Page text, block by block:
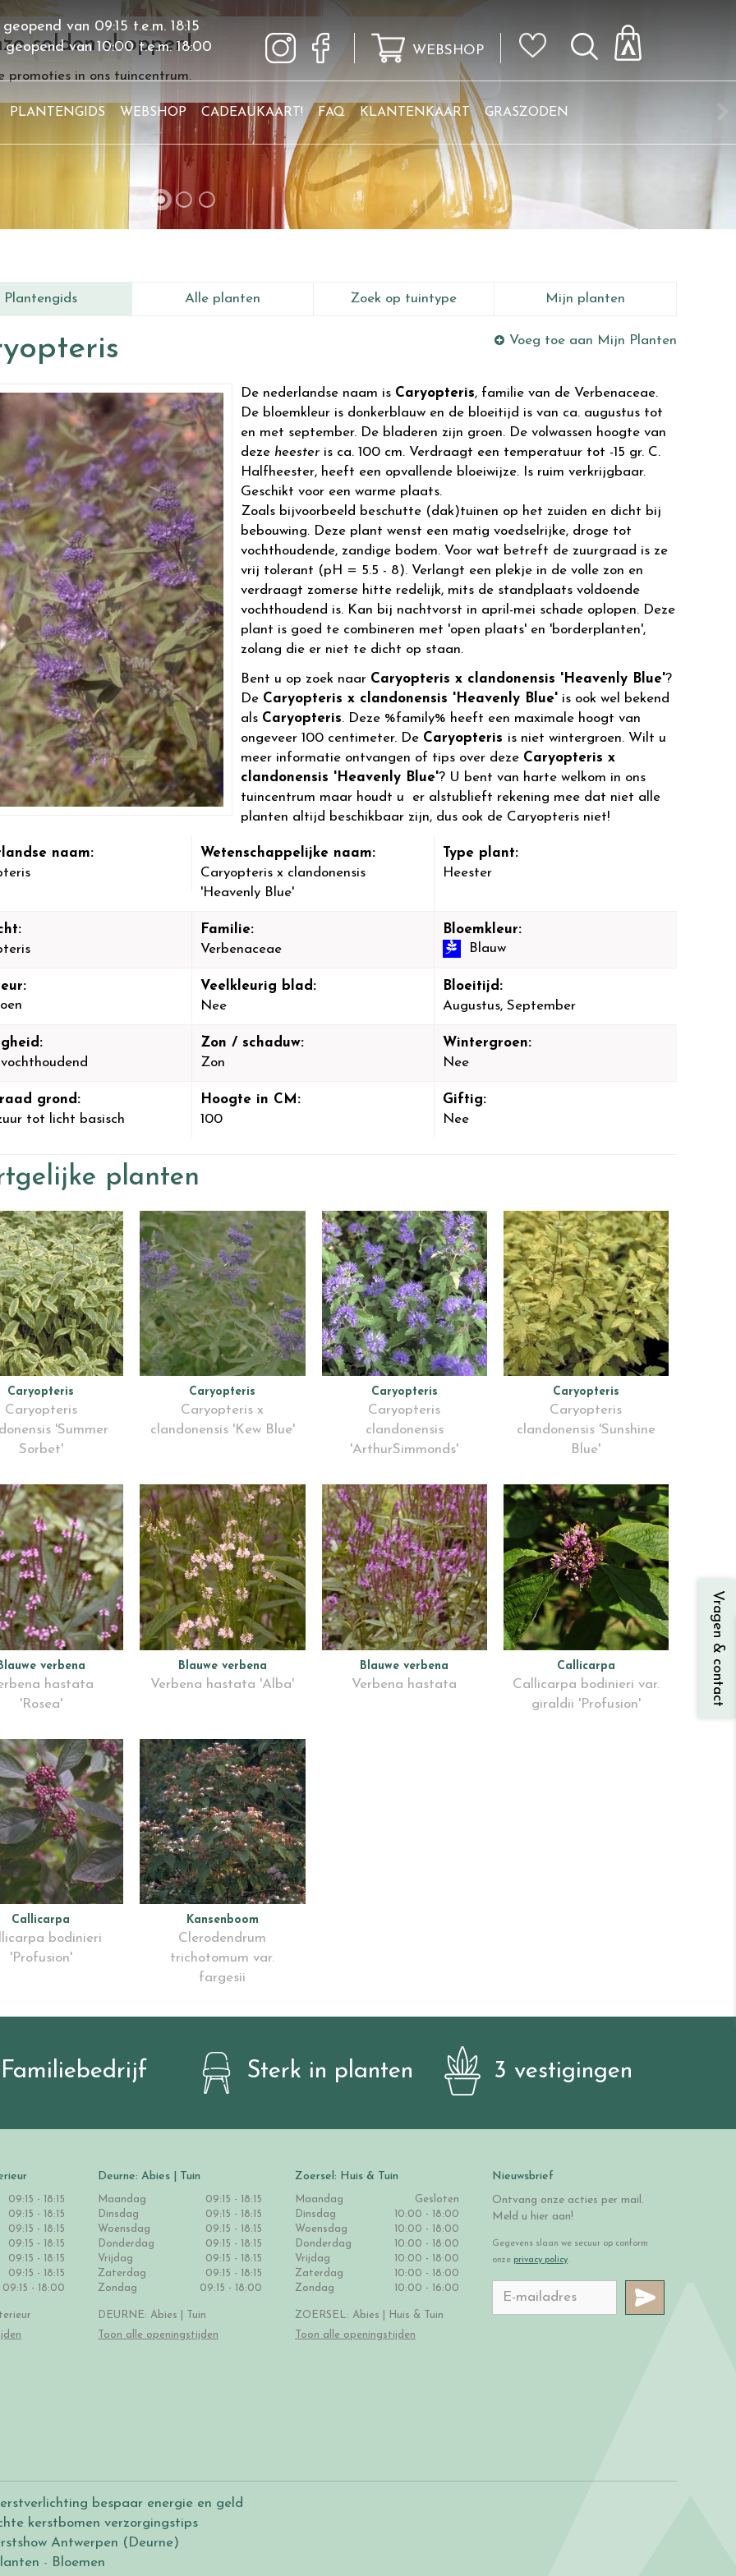
solden shoppen!
promoties in ons tuincentrum.
van 09:15 t.e.m. 18:15
geopend van10:00t.e.m.18:00 WEBSHOP
PLANTENGIDS WEBSHOP CADEAUKAART! FAQ KLANTENKAART GRASZODEN
Plantengids Alle planten Zoek op tuintype Mijn planten
Voeg toe aan Mijn Planten
De nederlandse naam is Caryopteris, familie van de Verbenaceae.
De bloemkleur is donkerblauw en de bloeitijd is van ca. augustus tot
en met september. De bladeren zijn groen. De volwassen hoogte van
deze heester is ca. 100 cm. Verdraagt een temperatuur tot -15 gr. C.
Halfheester, heeft een opvallende bloeiwijze. Is ruim verkrijgbaar.
Geschikt voor een warme plaats.
Zoals bijvoorbeeld beschutte (dak)tuinen op het zuiden en dicht bij
bebouwing. Deze plant wenst een matig voedselrijke, droge tot
vochthoudende, zandige bodem. Voor wat betreft de zuurgraad is ze
vrij tolerant (pH = 5.5 - 8). Verlangt een plekje in de volle zon en
verdraagt zomerse hitte redelijk, mits de standplaats voldoende
vochthoudend is. Kan bij nachtvorst in april-mei schade oplopen. Deze
plant is goed te combineren met 'open plaats' en 'borderplanten',
zolang die er niet te dicht op staan.
Bent u op zoek naar Caryopteris x clandonensis 'Heavenly Blue'?
De Caryopteris x clandonensis 'Heavenly Blue' is ook wel bekend
als Caryopteris. Deze %family% heeft een maximale hoogt van
ongeveer 100 centimeter. De Caryopteris is niet wintergroen. Wilt u
meer informatie ontvangen of tips over deze Caryopteris x
clandonensis 'Heavenly Blue'? U bent van harte welkom in ons
tuincentrum maar houdt u er alstublieft rekening mee dat niet alle
planten altijd beschikbaar zijn, dus ook de Caryopteris niet!
naam:
Wetenschappelijke naam:
Caryopteris x clandonensis
'Heavenly Blue'
Type plant:
Heester
Familie:
Verbenaceae
Bloemkleur:
Blauw
Veelkleurig blad:
Nee
Bloeitijd:
Augustus, September
Zon / schaduw:
Zon
Wintergroen:
Nee
grond:
tot licht basisch
Hoogte in CM:
100
Giftig:
Nee
planten
Caryopteris
Caryopteris
'Summer
Sorbet'
Caryopteris
Caryopteris x
clandonensis 'Kew Blue'
Caryopteris
Caryopteris
clandonensis
'ArthurSimmonds'
Caryopteris
Caryopteris
clandonensis 'Sunshine
Blue'
verbena
hastata
'Rosea'
Blauwe verbena
Verbena hastata 'Alba'
Blauwe verbena
Verbena hastata
Callicarpa
Callicarpa bodinieri var.
giraldii 'Profusion'
Callicarpa
bodinieri
'Profusion'
Kansenboom
Clerodendrum
trichotomum var.
fargesii
Familiebedrijf Sterk in planten 3 vestigingen
09:15 - 18:15
09:15 - 18:15
09:15 - 18:15
09:15 - 18:15
09:15 - 18:15
09:15 - 18:15
09:15 - 18:00
Deurne: Abies | Tuin
Maandag
09:15 - 18:15
Dinsdag
09:15 - 18:15
Woensdag
09:15 - 18:15
Donderdag
09:15 - 18:15
Vrijdag
09:15 - 18:15
Zaterdag
09:15 - 18:15
Zondag
09:15 - 18:00
DEURNE: Abies | Tuin
Toon alle openingstijden
Zoersel: Huis & Tuin
Maandag
Gesloten
Dinsdag
10:00 - 18:00
Woensdag
10:00 - 18:00
Donderdag
10:00 - 18:00
Vrijdag
10:00 - 18:00
Zaterdag
10:00 - 18:00
Zondag
10:00 - 16:00
ZOERSEL: Abies | Huis & Tuin
Toon alle openingstijden
Nieuwsbrief
Ontvang onze acties per mail.
Meld u hier aan!
Gegevens slaan we secuur op conform
onze privacy policy.
bespaar energie en geld
kerstbomen verzorgingstips
Antwerpen (Deurne)
- Bloemen
Vragen & contact